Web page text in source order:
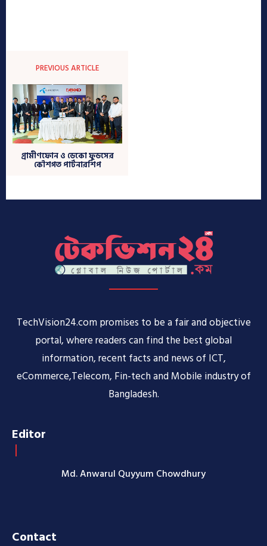
TechVision24.com promises to be a fair and objective
portal, where readers can find the best global
information, recent facts and news of ICT,
eCommerce,Telecom, Fin-tech and Mobile industry of
Bangladesh.
Editor
Md. Anwarul Quyyum Chowdhury
Contact